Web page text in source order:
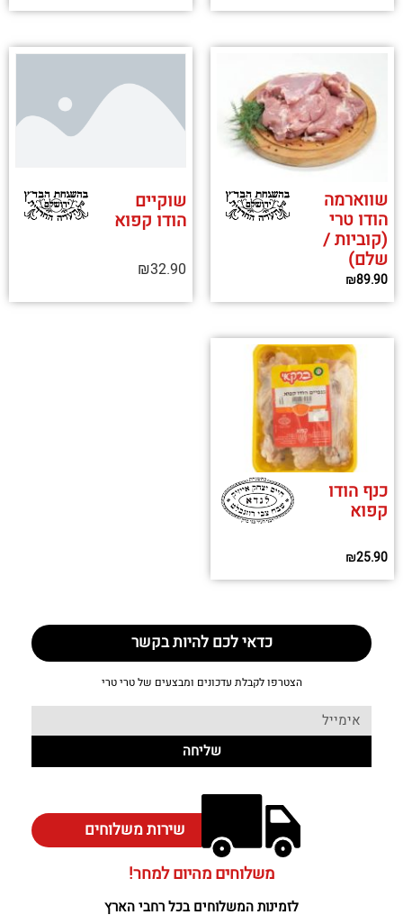
שווארמה
הודו טרי
(קוביות /
שלם)
₪89.90
שוקיים
הודו קפוא
₪32.90
כנף הודו
קפוא
₪25.90
כדאי לכם להיות בקשר
הצטרפו לקבלת עדכונים ומבצעים של טרי טרי
שליחה
שירות משלוחים
משלוחים מהיום למחר!
לזמינות המשלוחים בכל רחבי הארץ